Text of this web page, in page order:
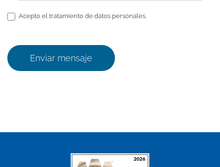
Acepto el tratamiento de datos personales.
Enviar mensaje